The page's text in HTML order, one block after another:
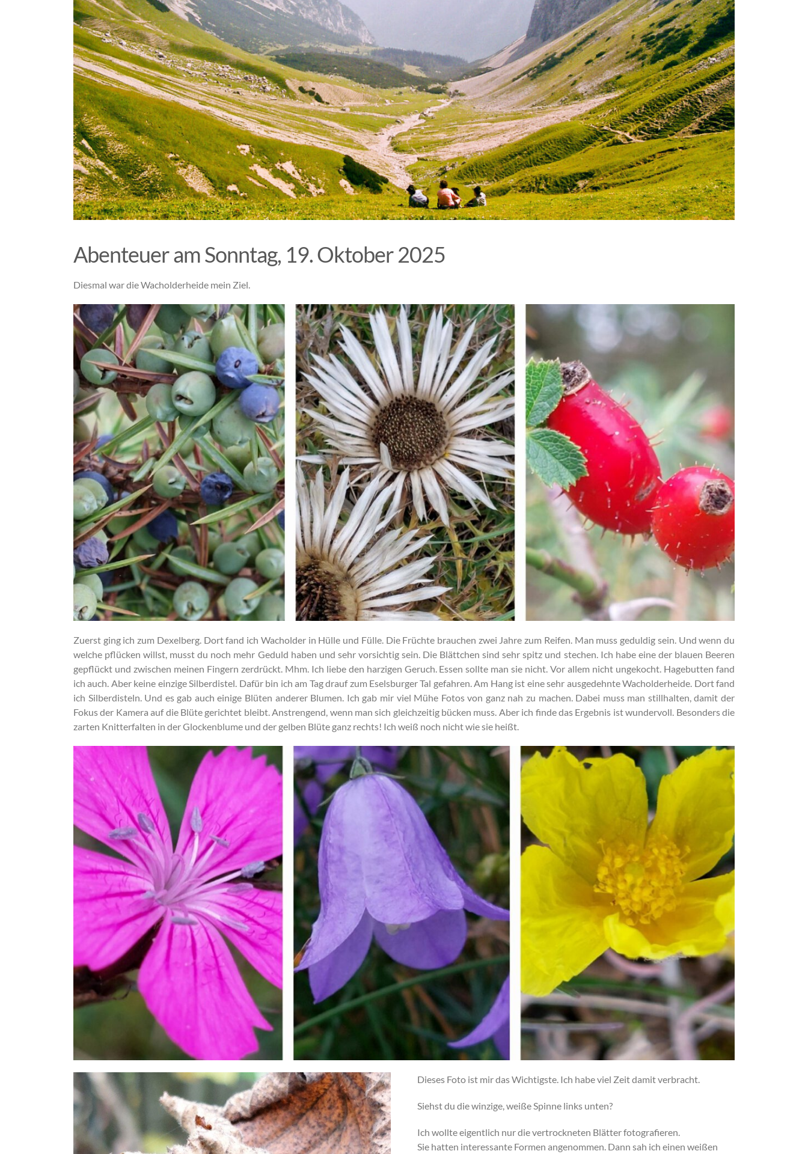
Abenteuer am Sonntag, 19. Oktober 2025
Diesmal war die Wacholderheide mein Ziel.
Zuerst ging ich zum Dexelberg. Dort fand ich Wacholder in Hülle und Fülle. Die Früchte brauchen zwei Jahre zum Reifen. Man muss geduldig sein. Und wenn du
welche pflücken willst, musst du noch mehr Geduld haben und sehr vorsichtig sein. Die Blättchen sind sehr spitz und stechen. Ich habe eine der blauen Beeren
gepflückt und zwischen meinen Fingern zerdrückt. Mhm. Ich liebe den harzigen Geruch. Essen sollte man sie nicht. Vor allem nicht ungekocht. Hagebutten fand
ich auch. Aber keine einzige Silberdistel. Dafür bin ich am Tag drauf zum Eselsburger Tal gefahren. Am Hang ist eine sehr ausgedehnte Wacholderheide. Dort fand
ich Silberdisteln. Und es gab auch einige Blüten anderer Blumen. Ich gab mir viel Mühe Fotos von ganz nah zu machen. Dabei muss man stillhalten, damit der
Fokus der Kamera auf die Blüte gerichtet bleibt. Anstrengend, wenn man sich gleichzeitig bücken muss. Aber ich finde das Ergebnis ist wundervoll. Besonders die
zarten Knitterfalten in der Glockenblume und der gelben Blüte ganz rechts! Ich weiß noch nicht wie sie heißt.
Dieses Foto ist mir das Wichtigste. Ich habe viel Zeit damit verbracht.
Siehst du die winzige, weiße Spinne links unten?
Ich wollte eigentlich nur die vertrockneten Blätter fotografieren.
Sie hatten interessante Formen angenommen. Dann sah ich einen weißen